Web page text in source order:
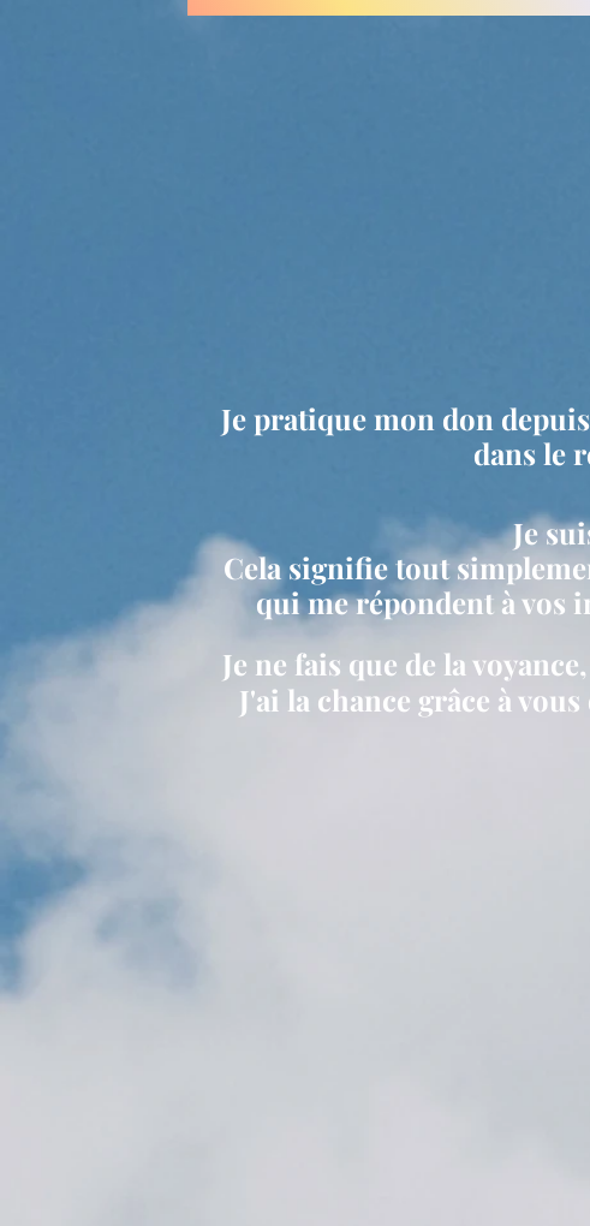
Je pratique mon don
dans le
Je
Cela signifie tout
qui me répondent à vos
Je ne fais que de la
J'ai la chance grâce à